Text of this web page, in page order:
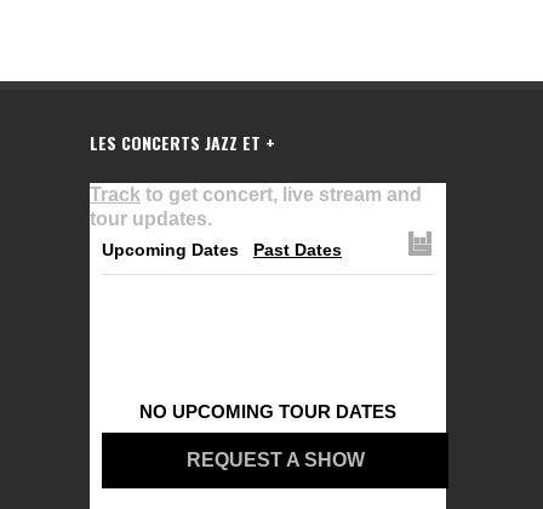
LES CONCERTS JAZZ ET +
Track to get concert, live stream and
tour updates.
Upcoming Dates Past Dates
NO UPCOMING TOUR DATES
REQUEST A SHOW